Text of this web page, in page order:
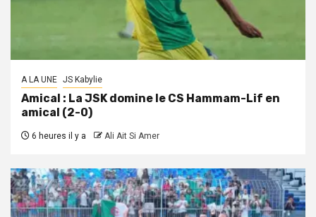
A LA UNE JS Kabylie
Amical : La JSK domine le CS Hammam-Lif en
amical (2-0)
6 heures il y a Ali Ait Si Amer